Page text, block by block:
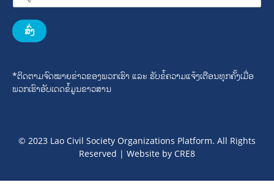
ສົ່ງ
*ຕິດຕາມຈົດໝາຍຂ່າວຂອງພວກເຮົາ ແລະ ຮັບຂໍ້ຄວາມແຈ້ງເຕືອນທຸກຄັ້ງເມື່ອ
ພວກເຮົາອັບເດດຂໍ້ມູນຂາວສານ
© 2023 Lao Civil Society Organizations Platform. All Rights
Reserved | Website by CRE8